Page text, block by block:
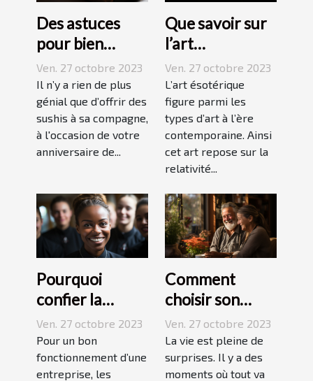
Des astuces
pour bien
réussir ses
sushis !
Ven. 27 octobre 2023
Il n’y a rien de plus
génial que d’offrir des
sushis à sa compagne,
à l'occasion de votre
anniversaire de...
Que savoir sur
l’art
ésotérique ?
Ven. 27 octobre 2023
L’art ésotérique
figure parmi les
types d’art à l’ère
contemporaine. Ainsi
cet art repose sur la
relativité...
Pourquoi
confier la
formation de
ses stagiaires à
JP2A-Génèse ?
Ven. 27 octobre 2023
Pour un bon
fonctionnement d’une
entreprise, les
Comment
choisir son
assurance
Dépendance ?
Ven. 27 octobre 2023
La vie est pleine de
surprises. Il y a des
moments où tout va